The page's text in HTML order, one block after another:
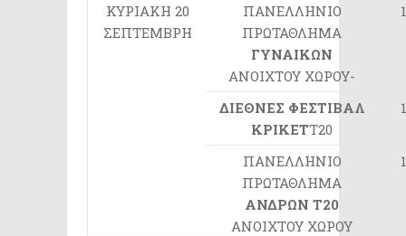
ΚΥΡΙΑΚΗ 20
ΣΕΠΤΕΜΒΡΗ
ΠΑΝΕΛΛΗΝΙΟ
ΠΡΩΤΑΘΛΗΜΑ
ΓΥΝΑΙΚΩΝ
ΑΝΟΙΧΤΟΥ ΧΩΡΟΥ-
ΔΙΕΘΝΕΣ ΦΕΣΤΙΒΑΛ
ΚΡΙΚΕΤΤ20
ΠΑΝΕΛΛΗΝΙΟ
ΠΡΩΤΑΘΛΗΜΑ
ΑΝΔΡΩΝ Τ20
ΑΝΟΙΧΤΟΥ ΧΩΡΟΥ